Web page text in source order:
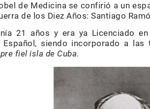
de Medicina se confirió a un
de los Diez Años: Santiago
21 años y era ya Licenciado
siendo incorporado a
fiel isla de Cuba.